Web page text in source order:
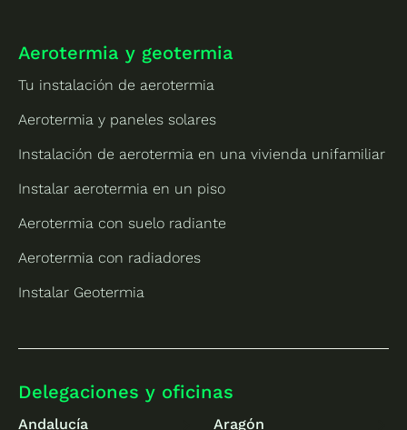
Aerotermia y geotermia
Tu instalación de aerotermia
Aerotermia y paneles solares
Instalación de aerotermia en una vivienda unifamiliar
Instalar aerotermia en un piso
Aerotermia con suelo radiante
Aerotermia con radiadores
Instalar Geotermia
Delegaciones y oficinas
Andalucía
Aragón